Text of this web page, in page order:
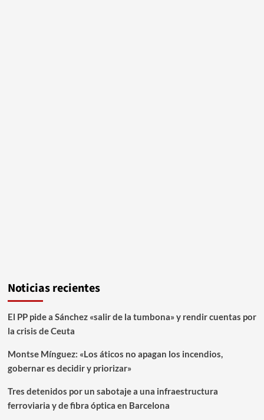
Noticias recientes
El PP pide a Sánchez «salir de la tumbona» y rendir cuentas por
la crisis de Ceuta
Montse Mínguez: «Los áticos no apagan los incendios,
gobernar es decidir y priorizar»
Tres detenidos por un sabotaje a una infraestructura
ferroviaria y de fibra óptica en Barcelona